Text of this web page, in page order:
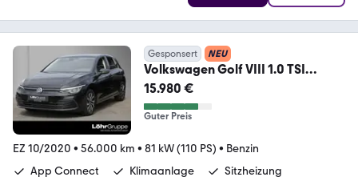
Gesponsert NEU
Volkswagen Golf VIII 1.0 TSI
United AppConnect/ACC
15.980 €
Guter Preis
EZ 10/2020 • 56.000 km • 81 kW (110 PS) • Benzin
App Connect
Klimaanlage Sitzheizung